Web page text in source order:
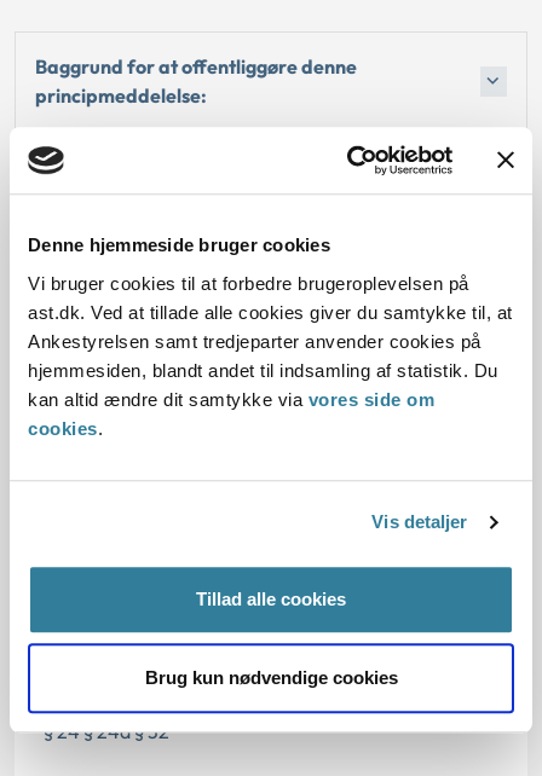
Denne hjemmeside bruger cookies
Vi bruger cookies til at forbedre brugeroplevelsen på
ast.dk. Ved at tillade alle cookies giver du samtykke til, at
Ankestyrelsen samt tredjeparter anvender cookies på
hjemmesiden, blandt andet til indsamling af statistik. Du
kan altid ændre dit samtykke via vores side om
cookies.
Vis detaljer
Tillad alle cookies
Brug kun nødvendige cookies
Baggrund for at offentliggøre denne
principmeddelelse:
Gældende regler
Den konkrete afgørelse, der dannede grundlag for
Afgørelse:
Offentliggørelsesdato
§ 24 § 24a § 32